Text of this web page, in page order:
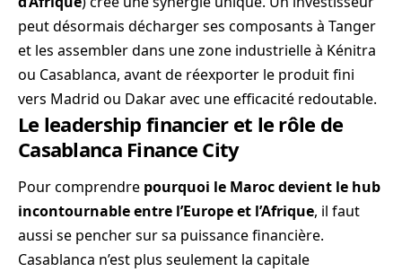
peut désormais décharger ses composants à Tanger
et les assembler dans une zone industrielle à Kénitra
ou Casablanca, avant de réexporter le produit fini
vers Madrid ou Dakar avec une efficacité redoutable.
Le leadership financier et le rôle de
Casablanca Finance City
Pour comprendre pourquoi le Maroc devient le hub
incontournable entre l’Europe et l’Afrique, il faut
aussi se pencher sur sa puissance financière.
Casablanca n’est plus seulement la capitale